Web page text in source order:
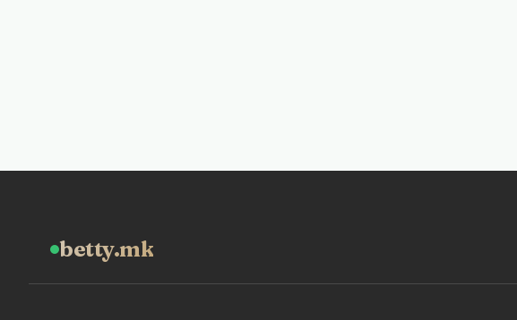
betty.mk